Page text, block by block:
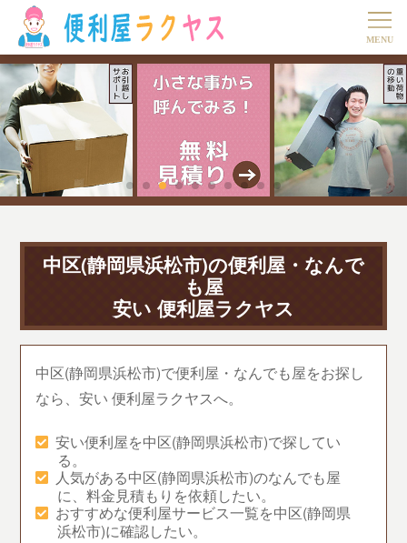
中区(静岡県浜松市)の便利屋・なんで
も屋
安い 便利屋ラクヤス
中区(静岡県浜松市)で便利屋・なんでも屋をお探し
なら、安い 便利屋ラクヤスへ。
安い便利屋を中区(静岡県浜松市)で探してい
る。
人気がある中区(静岡県浜松市)のなんでも屋
に、料金見積もりを依頼したい。
おすすめな便利屋サービス一覧を中区(静岡県
浜松市)に確認したい。